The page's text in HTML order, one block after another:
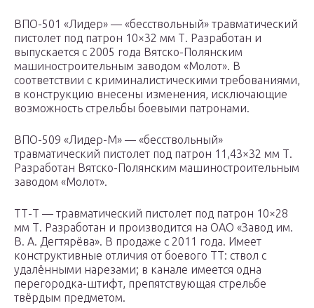
ВПО-501 «Лидер» — «бесствольный» травматический
пистолет под патрон 10×32 мм Т. Разработан и
выпускается с 2005 года Вятско-Полянским
машиностроительным заводом «Молот». В
соответствии с криминалистическими требованиями,
в конструкцию внесены изменения, исключающие
возможность стрельбы боевыми патронами.
ВПО-509 «Лидер-М» — «бесствольный»
травматический пистолет под патрон 11,43×32 мм Т.
Разработан Вятско-Полянским машиностроительным
заводом «Молот».
ТТ-Т — травматический пистолет под патрон 10×28
мм Т. Разработан и производится на ОАО «Завод им.
В. А. Дегтярёва». В продаже с 2011 года. Имеет
конструктивные отличия от боевого ТТ: ствол с
удалёнными нарезами; в канале имеется одна
перегородка-штифт, препятствующая стрельбе
твёрдым предметом.